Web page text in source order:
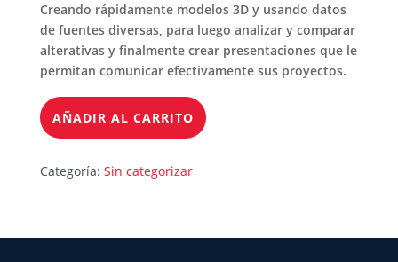
Creando rápidamente modelos 3D y usando datos
de fuentes diversas, para luego analizar y comparar
alterativas y finalmente crear presentaciones que le
permitan comunicar efectivamente sus proyectos.
AÑADIR AL CARRITO
Categoría: Sin categorizar